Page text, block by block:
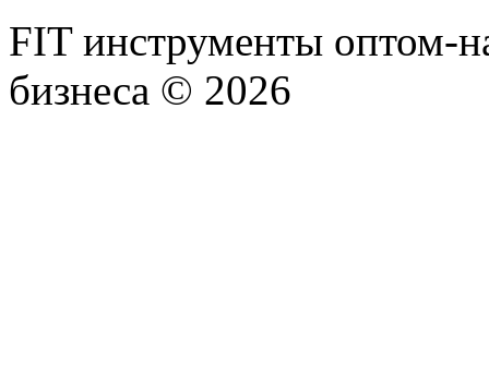
FIT инструменты оптом-
бизнеса © 2026